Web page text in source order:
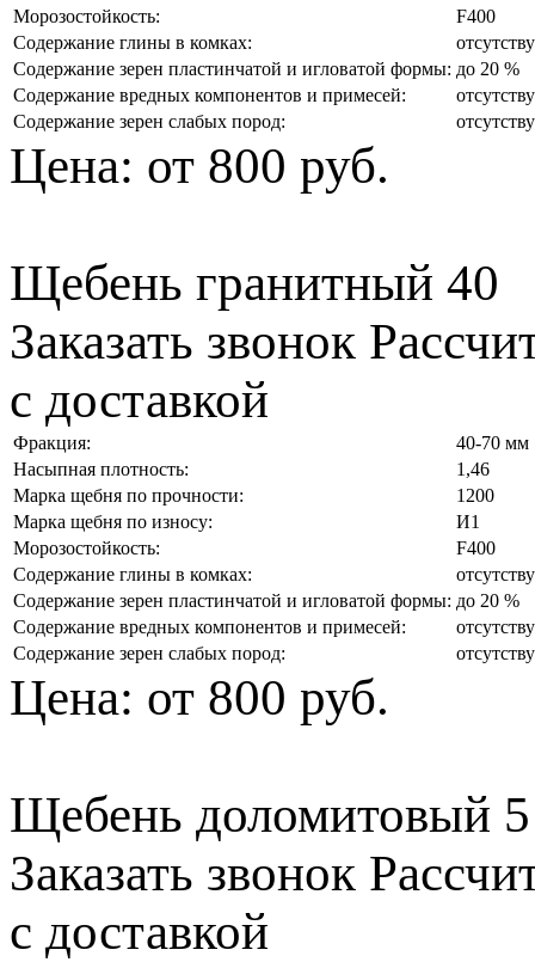
Морозостойкость:
F400
Содержание глины в комках:
Содержание зерен пластинчатой и игловатой формы: до 20 %
Содержание вредных компонентов и примесей:
Содержание зерен слабых пород:
Цена: от 800 руб.
Щебень гранитный 40
Заказать звонок
с доставкой
Фракция:
40-70 мм
Насыпная плотность:
1,46
Марка щебня по прочности:
1200
Марка щебня по износу:
И1
Морозостойкость:
F400
Содержание глины в комках:
Содержание зерен пластинчатой и игловатой формы: до 20 %
Содержание вредных компонентов и примесей:
Содержание зерен слабых пород:
Цена: от 800 руб.
Щебень доломитовый 5
Заказать звонок
с доставкой